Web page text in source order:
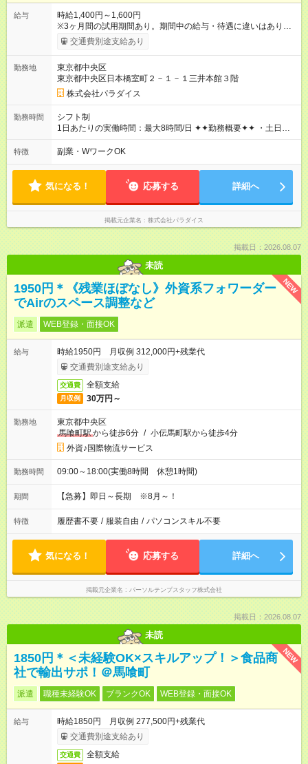
給与
時給1,400円～1,600円
※3ヶ月間の試用期間あり。期間中の給与・待遇に違いはありま
せん。 ※経験‧能⼒を考慮して決定します。 【試用期間】試用期
間あり 試用期間の長さ：3ヶ月 雇用形態、給与は本採用時と同
交通費別途支給あり
勤務地
東京都中央区
東京都中央区日本橋室町２－１－１三井本館３階
株式会社パラダイス
勤務時間
シフト制
1日あたりの実働時間：最大8時間/日 ✦✦勤務概要✦✦ ・土日祝
に勤務いただける方を優遇！ ・シフト制 平日：10時～19時の
間 土日祝：7時～21時の間 ・マンダリンオリエンタル東京を
特徴 副業・WワークOK
気になる！ 応募する 詳細へ
掲載元企業名 株式会社パラダイス
掲載日：2026.08.07
未読
NEW
1950円＊《残業ほぼなし》外資系フォワーダー
でAirのスペース調整など
派遣 WEB登録・面接OK
給与
時給1950円 月収例 312,000円+残業代
交通費別途支給あり
交通費 全額支給
月収例 30万円～
勤務地
東京都中央区
馬喰町駅から徒歩6分 / 小伝馬町駅から徒歩4分
外資♪国際物流サービス
勤務時間 09:00～18:00(実働8時間 休憩1時間)
期間 【急募】即日～長期 ※8月～！
特徴 履歴書不要 / 服装自由 / パソコンスキル不要
気になる！ 応募する 詳細へ
掲載元企業名 パーソルテンプスタッフ株式会社
掲載日：2026.08.07
未読
NEW
1850円＊＜未経験OK×スキルアップ！＞食品商
社で輸出サポ！＠馬喰町
派遣 職種未経験OK ブランクOK WEB登録・面接OK
給与
時給1850円 月収例 277,500円+残業代
交通費別途支給あり
交通費
全額支給